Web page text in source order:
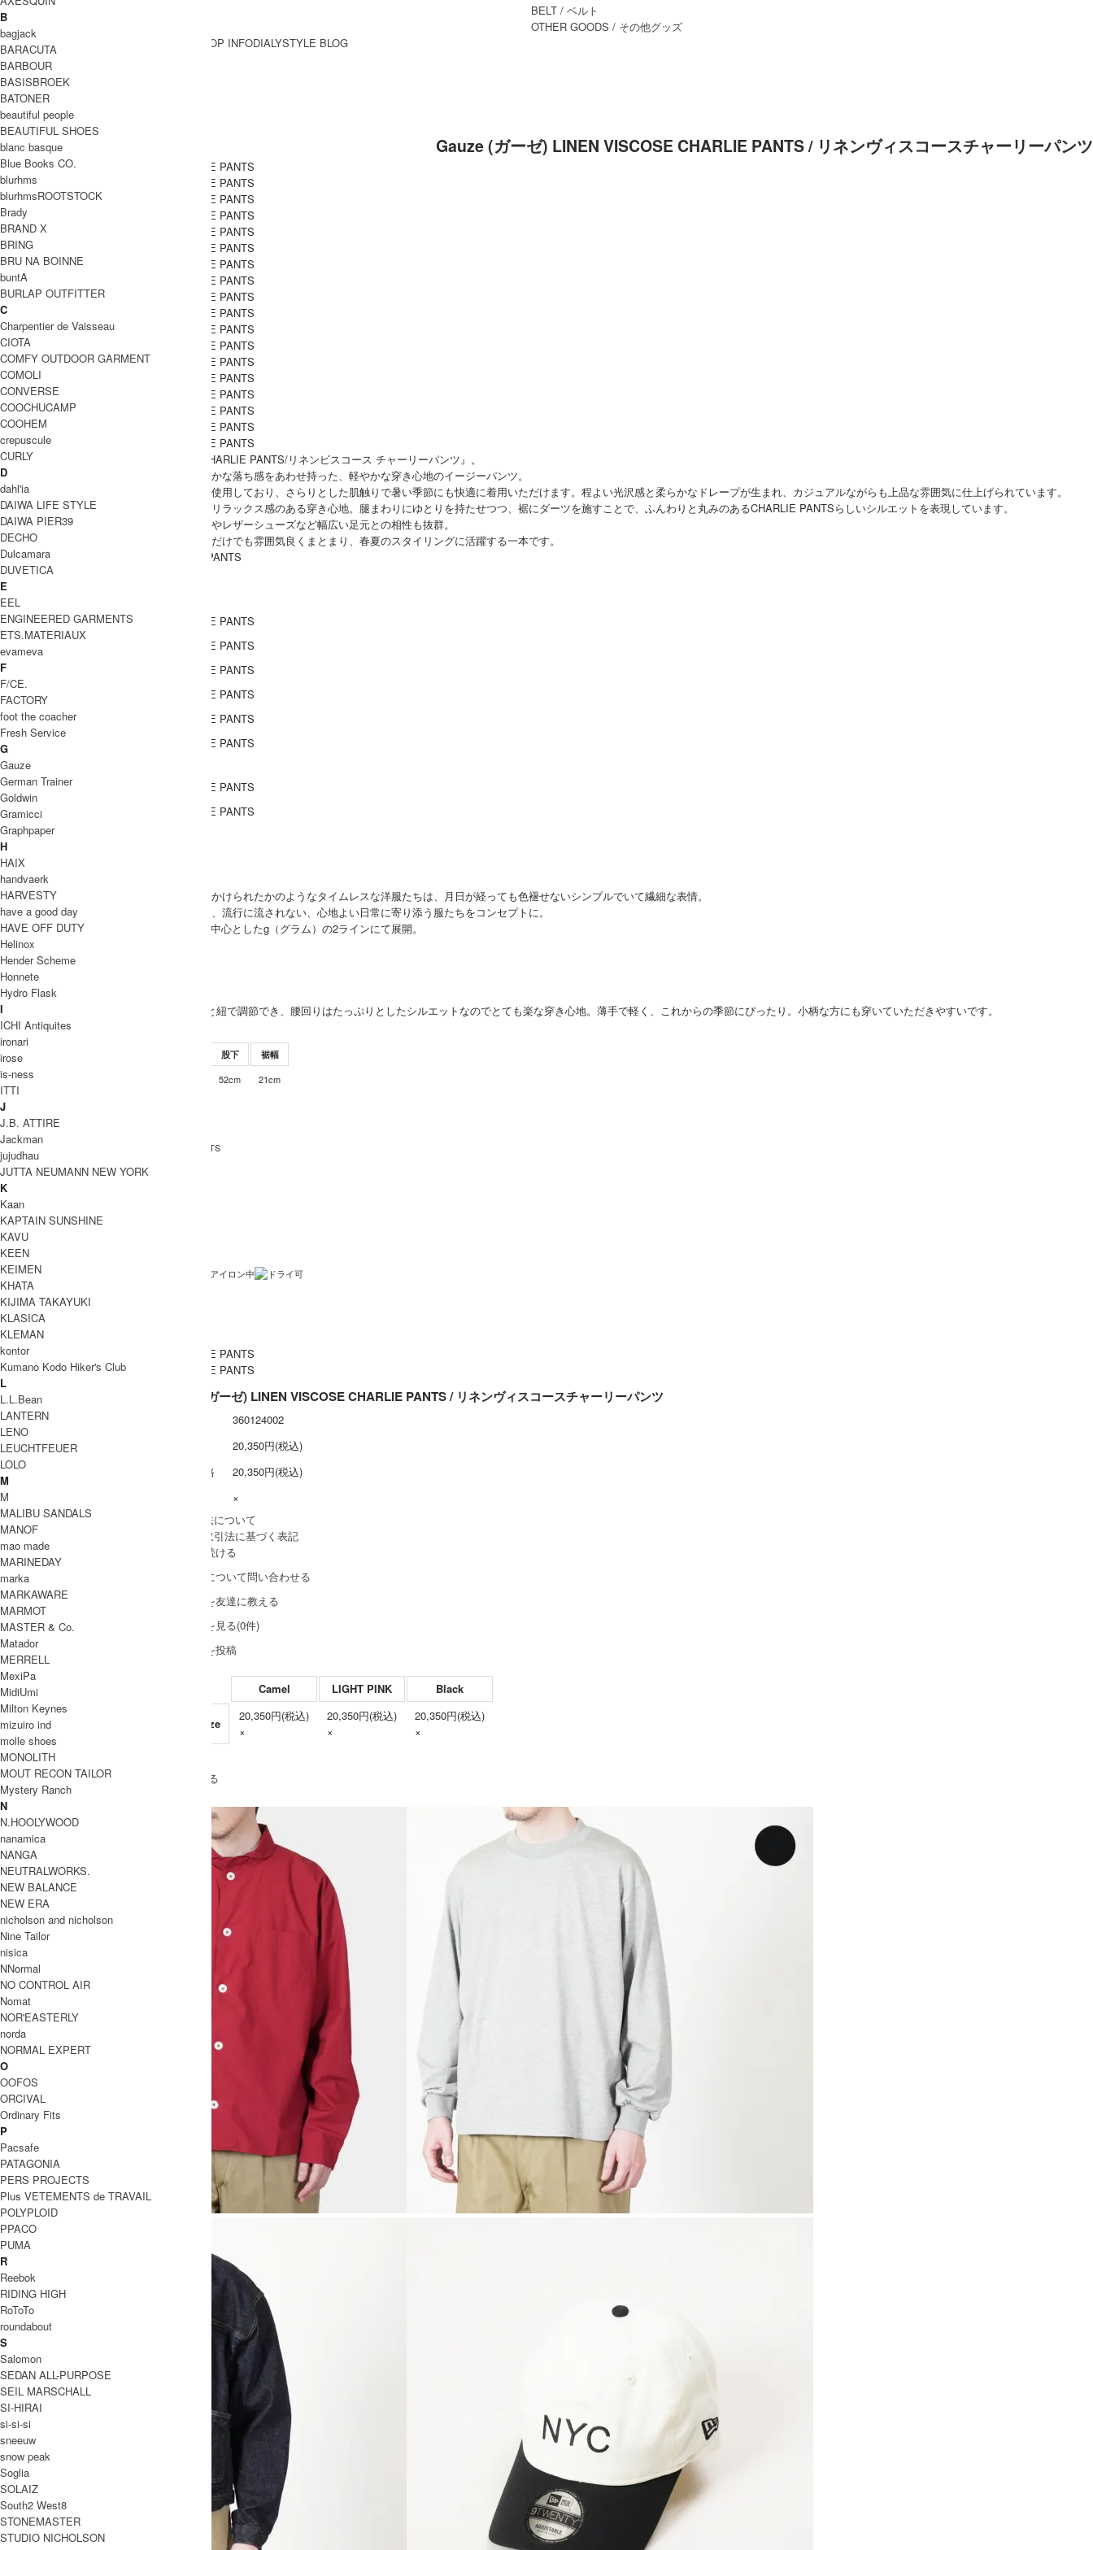
BELT / ベルト
OTHER GOODS / その他グッズ
BRAND一覧
BRAND一覧
SHOP INFODIALYSTYLE BLOG
Gauze (ガーゼ)
Gauze (ガーゼ) LINEN VISCOSE CHARLIE PANTS / リネンヴィスコースチャーリーパンツ
Gauzeガーゼ）より、『LINEN VISCOSE CHARLIE PANTS/リネンビスコース チャーリーパンツ』。
リネンの清涼感と、ビスコース特有のしなやかな落ち感をあわせ持った、軽やかな穿き心地のイージーパンツ。
繊維が細く滑らかなリネンビスコース生地を使用しており、さらりとした肌触りで暑い季節にも快適に着用いただけます。程よい光沢感と柔らかなドレープが生まれ、カジュアルながらも上品な雰囲気に仕上げられています。
ウエストはゴムと紐によるイージー仕様で、リラックス感のある穿き心地。腿まわりにゆとりを持たせつつ、裾にダーツを施すことで、ふんわりと丸みのあるCHARLIE PANTSらしいシルエットを表現しています。
やや短めの丈感が軽やかな印象で、サンダルやレザーシューズなど幅広い足元との相性も抜群。
シンプルなカットソーやブラウスと合わせるだけでも雰囲気良くまとまり、春夏のスタイリングに活躍する一本です。
Gauze(ガーゼ) LINEN VISCOSE CHARLIE PANTS
COODINATE
DETAIL
ブランド紹介
Gauze
洗いジワが自然にできた表情、まるで魔法がかけられたかのようなタイムレスな洋服たちは、月日が経っても色褪せないシンプルでいて繊細な表情。
ひとつひとつの素材がもつ風合いを大切にし、流行に流されない、心地よい日常に寄り添う服たちをコンセプトに。
Gauze＃（ガーゼ）とベーシックアイテムを中心としたg（グラム）の2ラインにて展開。
Gauze 取り扱い商品
MODEL
WOMEN
(VOICE) ウエストはゴムと紐で調節でき、腰回りはたっぷりとしたシルエットなのでとても楽な穿き心地。薄手で軽く、これからの季節にぴったり。小柄な方にも穿いていただきやすいです。
SIZE
サイズ 股下 裾幅
Free Size 52cm 21cm
INFORMATION
ブランド名
LINEN VISCOSE CHARLIE PANTS
型番 G1105
素材 リネン50% VISCOSE50%
生産国
洗濯表記
裏地 / 透け感
備考
Gauze (ガーゼ) LINEN VISCOSE CHARLIE PANTS / リネンヴィスコースチャーリーパンツ
360124002
20,350円(税込)
販売価格
20,350円(税込)
×
» 採寸方法について
» 特定商取引法に基づく表記
買い物を続ける
この商品について問い合わせる
この商品を友達に教える
レビューを見る(0件)
レビューを投稿
Camel LIGHT PINK Black
Free Size
20,350円(税込)
×
20,350円(税込)
×
20,350円(税込)
×
SOLD OUT
» もうすこしGauze (ガーゼ)のアイテムをみる
B
bagjack
BARACUTA
BARBOUR
BASISBROEK
BATONER
beautiful people
BEAUTIFUL SHOES
blanc basque
Blue Books CO.
blurhms
blurhmsROOTSTOCK
Brady
BRAND X
BRING
BRU NA BOINNE
buntA
BURLAP OUTFITTER
C
Charpentier de Vaisseau
CIOTA
COMFY OUTDOOR GARMENT
COMOLI
CONVERSE
COOCHUCAMP
COOHEM
crepuscule
CURLY
D
dahl'ia
DAIWA LIFE STYLE
DAIWA PIER39
DECHO
Dulcamara
DUVETICA
E
EEL
ENGINEERED GARMENTS
ETS.MATERIAUX
evameva
F
F/CE.
FACTORY
foot the coacher
Fresh Service
G
Gauze
German Trainer
Goldwin
Gramicci
Graphpaper
H
HAIX
handvaerk
HARVESTY
have a good day
HAVE OFF DUTY
Helinox
Hender Scheme
Honnete
Hydro Flask
I
ICHI Antiquites
ironari
irose
is-ness
ITTI
J
J.B. ATTIRE
Jackman
jujudhau
JUTTA NEUMANN NEW YORK
K
Kaan
KAPTAIN SUNSHINE
KAVU
KEEN
KEIMEN
KHATA
KIJIMA TAKAYUKI
KLASICA
KLEMAN
kontor
Kumano Kodo Hiker's Club
L
L.L.Bean
LANTERN
LENO
LEUCHTFEUER
LOLO
M
M
MALIBU SANDALS
MANOF
mao made
MARINEDAY
marka
MARKAWARE
MARMOT
MASTER & Co.
Matador
MERRELL
MexiPa
MidiUmi
Milton Keynes
mizuiro ind
molle shoes
MONOLITH
MOUT RECON TAILOR
Mystery Ranch
N
N.HOOLYWOOD
nanamica
NANGA
NEUTRALWORKS.
NEW BALANCE
NEW ERA
nicholson and nicholson
Nine Tailor
nisica
NNormal
NO CONTROL AIR
Nomat
NOR'EASTERLY
norda
NORMAL EXPERT
O
OOFOS
ORCIVAL
Ordinary Fits
P
Pacsafe
PATAGONIA
PERS PROJECTS
Plus VETEMENTS de TRAVAIL
POLYPLOID
PPACO
PUMA
R
Reebok
RIDING HIGH
RoToTo
roundabout
S
Salomon
SEDAN ALL-PURPOSE
SEIL MARSCHALL
SI-HIRAI
si-si-si
sneeuw
snow peak
Soglia
SOLAIZ
South2 West8
STONEMASTER
STUDIO NICHOLSON